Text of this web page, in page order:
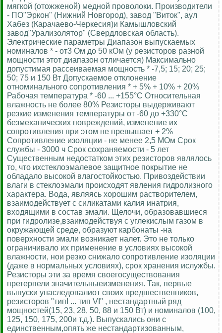
мягкой (отожженой) медной проволоки. Производители
- ПО"Эркон" (Нижний Новгород), завод "Виток", аул
Хабез (Карачаево-Черкесия)и Камышловский
завод"Урализолятор" (Свердловская область).
Электрические параметры Диапазон выпускаемых
номиналов * - от3 Ом до 50 кОм (у резисторов разной
мощности этот диапазон отличается) Максимально
допустимая рассеиваемая мощность * -7,5; 15; 20; 25;
50; 75 и 150 Вт Допускаемое отклонение
отноминального сопротивления * + 5% + 10% + 20%
Рабочая температура * -60 ... +155°С Относительная
влажность не более 80% Резисторы выдерживают
резкие изменения температуры от -60 до +330°С
безмеханических повреждений, изменение их
сопротивления при этом не превышает + 2%
Сопротивление изоляции - не менее 2,5 МОм Срок
службы - 3000 ч Срок сохраняемости - 5 лет
Существенным недостатком этих резисторов являлось
то, что ихстеклоэмалевое защитное покрытие не
обладало высокой влагостойкостью. Привоздействии
влаги в стеклоэмали происходят явления гидролизного
характера. Вода, являясь хорошим растворителем,
взаимодействует с силикатами калия инатрия,
входящими в состав эмали. Щелочи, образовавшиеся
при гидролизе,взаимодействуя с углекислым газом в
окружающей среде, образуют карбонаты -на
поверхности эмали возникает налет. Это не только
ограничивало их применение в условиях высокой
влажности, нои резко снижало сопротивление изоляции
(даже в нормальных условиях), срок хранения ислужбы.
Резисторы эти за время своегосуществования
претерпели значительныеизменения. Так, первые
выпуски унаследовалиот своих предшественников,
резисторов "типI ... тип VI" , нестандартный ряд
мощностей(15, 23, 28, 50, 88 и 150 Вт) и номиналов (100,
125, 150, 175, 200и т.д.). Выпускались они с
единственным,опять же нестандартизованным,